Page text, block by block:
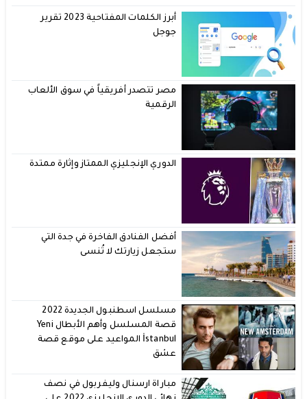
أبرز الكلمات المفتاحية 2023 تقرير
جوجل
مصر تتصدر أفريقياً في سوق الألعاب
الرقمية
الدوري الإنجليزي الممتاز وإثارة ممتدة
أفضل الفنادق الفاخرة في جدة التي
ستجعل زيارتك لا تُنسى
مسلسل اسطنبول الجديدة 2022
قصة المسلسل وأهم الأبطال Yeni
İstanbul المواعيد على موقع قصة
عشق
مباراة ارسنال وليفربول في نصف